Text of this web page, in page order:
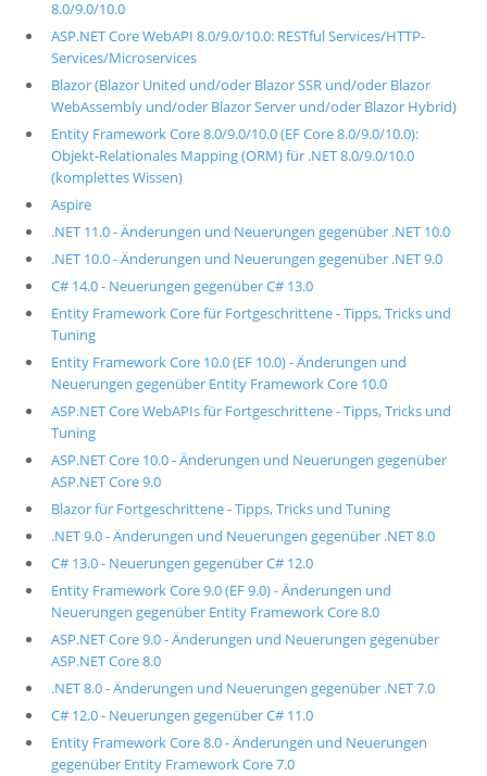
8.0/9.0/10.0
ASP.NET Core WebAPI 8.0/9.0/10.0: RESTful Services/HTTP-
Services/Microservices
Blazor (Blazor United und/oder Blazor SSR und/oder Blazor
WebAssembly und/oder Blazor Server und/oder Blazor Hybrid)
Entity Framework Core 8.0/9.0/10.0 (EF Core 8.0/9.0/10.0):
Objekt-Relationales Mapping (ORM) für .NET 8.0/9.0/10.0
(komplettes Wissen)
Aspire
.NET 11.0 - Änderungen und Neuerungen gegenüber .NET 10.0
.NET 10.0 - Änderungen und Neuerungen gegenüber .NET 9.0
C# 14.0 - Neuerungen gegenüber C# 13.0
Entity Framework Core für Fortgeschrittene - Tipps, Tricks und
Tuning
Entity Framework Core 10.0 (EF 10.0) - Änderungen und
Neuerungen gegenüber Entity Framework Core 10.0
ASP.NET Core WebAPIs für Fortgeschrittene - Tipps, Tricks und
Tuning
ASP.NET Core 10.0 - Änderungen und Neuerungen gegenüber
ASP.NET Core 9.0
Blazor für Fortgeschrittene - Tipps, Tricks und Tuning
.NET 9.0 - Änderungen und Neuerungen gegenüber .NET 8.0
C# 13.0 - Neuerungen gegenüber C# 12.0
Entity Framework Core 9.0 (EF 9.0) - Änderungen und
Neuerungen gegenüber Entity Framework Core 8.0
ASP.NET Core 9.0 - Änderungen und Neuerungen gegenüber
ASP.NET Core 8.0
.NET 8.0 - Änderungen und Neuerungen gegenüber .NET 7.0
C# 12.0 - Neuerungen gegenüber C# 11.0
Entity Framework Core 8.0 - Änderungen und Neuerungen
gegenüber Entity Framework Core 7.0